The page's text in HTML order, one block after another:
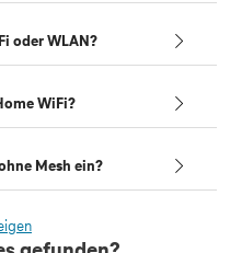
oder WLAN?
WiFi?
Mesh ein?